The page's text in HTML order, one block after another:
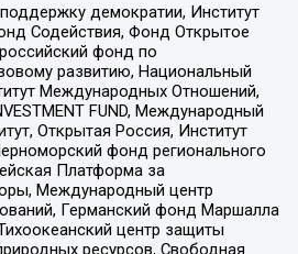
демократии, Институт
Содействия, Фонд Открытое
фонд по
развитию, Национальный
Международных Отношений,
FUND, Международный
Открытая Россия, Институт
фонд регионального
Платформа за
Международный центр
Германский фонд Маршалла
центр защиты
ресурсов, Свободная